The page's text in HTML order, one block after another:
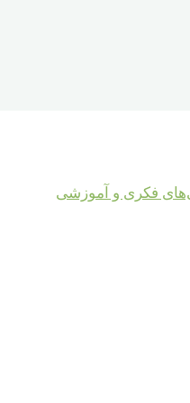
فکری و آموزشی